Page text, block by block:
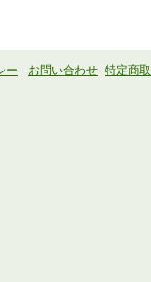
ー - お問い合わせ- 特定商